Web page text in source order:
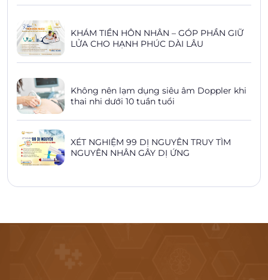
KHÁM TIỀN HÔN NHÂN – GÓP PHẦN GIỮ
LỬA CHO HẠNH PHÚC DÀI LÂU
Không nên lạm dụng siêu âm Doppler khi
thai nhi dưới 10 tuần tuổi
XÉT NGHIỆM 99 DỊ NGUYÊN TRUY TÌM
NGUYÊN NHÂN GÂY DỊ ỨNG